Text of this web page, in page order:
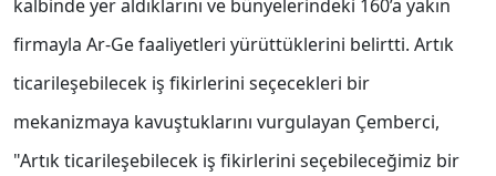
kalbinde yer aldıklarını ve bünyelerindeki 160’a yakın
firmayla Ar-Ge faaliyetleri yürüttüklerini belirtti. Artık
ticarileşebilecek iş fikirlerini seçecekleri bir
mekanizmaya kavuştuklarını vurgulayan Çemberci,
"Artık ticarileşebilecek iş fikirlerini seçebileceğimiz bir